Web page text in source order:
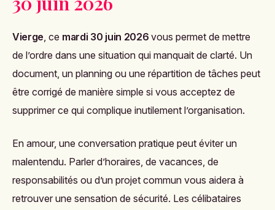
Vierge, ce mardi 30 juin 2026 vous permet de mettre
de l’ordre dans une situation qui manquait de clarté. Un
document, un planning ou une répartition de tâches peut
être corrigé de manière simple si vous acceptez de
supprimer ce qui complique inutilement l’organisation.
En amour, une conversation pratique peut éviter un
malentendu. Parler d’horaires, de vacances, de
responsabilités ou d’un projet commun vous aidera à
retrouver une sensation de sécurité. Les célibataires